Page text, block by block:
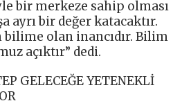
bir merkeze sahip olması
ayrı bir değer katacaktır.
bilime olan inancıdır. Bilim
açıktır” dedi.
GELECEĞE YETENEKLİ